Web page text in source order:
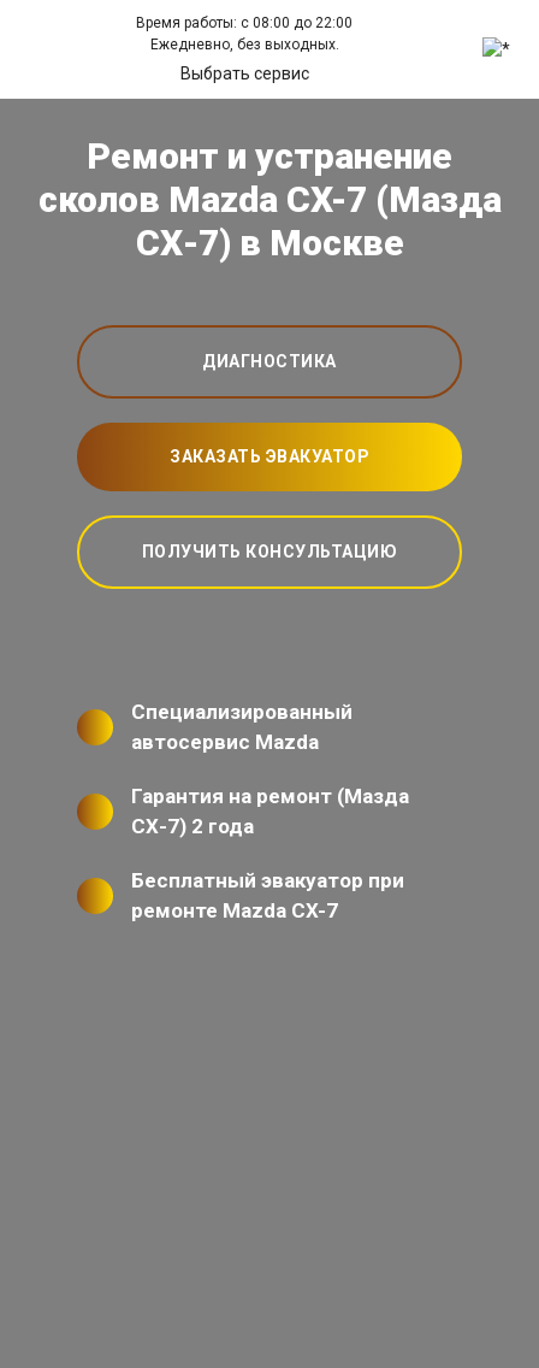
Время работы: с 08:00 до 22:00
Ежедневно, без выходных.
Выбрать сервис
Ремонт и устранение
сколов Mazda CX-7 (Мазда
СХ-7) в Москве
ДИАГНОСТИКА
ЗАКАЗАТЬ ЭВАКУАТОР
ПОЛУЧИТЬ КОНСУЛЬТАЦИЮ
Специализированный
автосервис Mazda
Гарантия на ремонт (Мазда
СХ-7) 2 года
Бесплатный эвакуатор при
ремонте Mazda CX-7